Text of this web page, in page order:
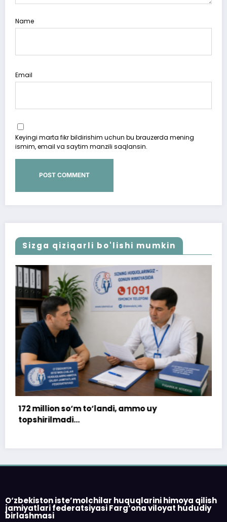
Name
Email
Keyingi marta fikr bildirishim uchun bu brauzerda mening
ismim, email va saytim manzili saqlansin.
Sizga qiziqarli bo'lishi mumkin
ammo uy